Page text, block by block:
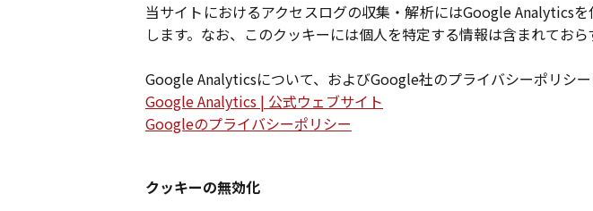
当サイトにおけるアクセスログの収集・解析にはGoogle Analytics
します。なお、このクッキーには個人を特定する情報は含まれてお
Google Analyticsについて、およびGoogle社のプライバシーポリシー
Google Analytics | 公式ウェブサイト
Googleのプライバシーポリシー
クッキーの無効化